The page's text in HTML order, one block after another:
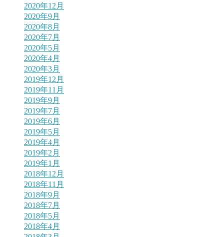
2020年12月
2020年9月
2020年8月
2020年7月
2020年5月
2020年4月
2020年3月
2019年12月
2019年11月
2019年9月
2019年7月
2019年6月
2019年5月
2019年4月
2019年2月
2019年1月
2018年12月
2018年11月
2018年9月
2018年7月
2018年5月
2018年4月